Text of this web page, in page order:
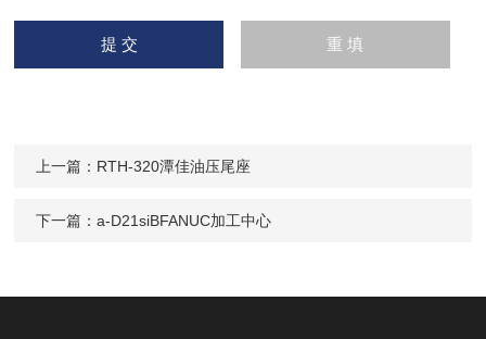
上一篇： RTH-320潭佳油压尾座
下一篇：a-D21siBFANUC加工中心